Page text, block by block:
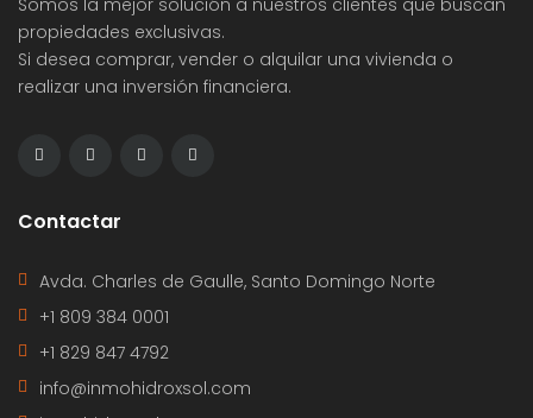
propiedades exclusivas.
Si desea comprar, vender o alquilar una vivienda o
realizar una inversión financiera.
Contactar
Avda. Charles de Gaulle, Santo Domingo Norte
+1 809 384 0001
+1 829 847 4792
info@inmohidroxsol.com